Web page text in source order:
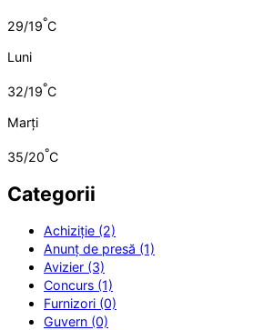
29/19°C
Luni
32/19°C
Marți
35/20°C
Categorii
Achiziție (2)
Anunț de presă (1)
Avizier (3)
Concurs (1)
Furnizori (0)
Guvern (0)